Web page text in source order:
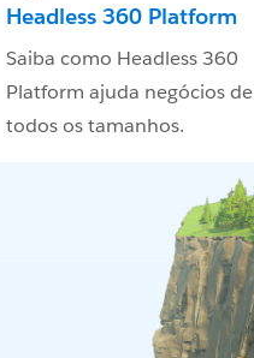
Headless 360 Platform
Saiba como Headless 360
Platform ajuda negócios de
todos os tamanhos.